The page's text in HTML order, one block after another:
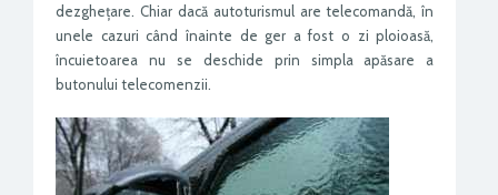
dezghețare. Chiar dacă autoturismul are telecomandă, în
unele cazuri când înainte de ger a fost o zi ploioasă,
încuietoarea nu se deschide prin simpla apăsare a
butonului telecomenzii.